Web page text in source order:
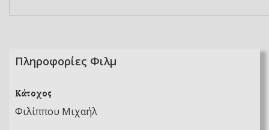
Πληροφορίες Φιλμ
Κάτοχος
Φιλίππου Μιχαήλ